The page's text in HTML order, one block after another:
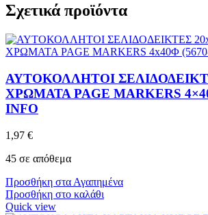
Σχετικά προϊόντα
ΑΥΤΟΚΟΛΛΗΤΟΙ
ΧΡΩΜΑΤΑ PAGE MARKERS
INFO
1,97 €
45 σε απόθεμα
Προσθήκη στα Αγαπημένα
Προσθήκη στο καλάθι
Quick view